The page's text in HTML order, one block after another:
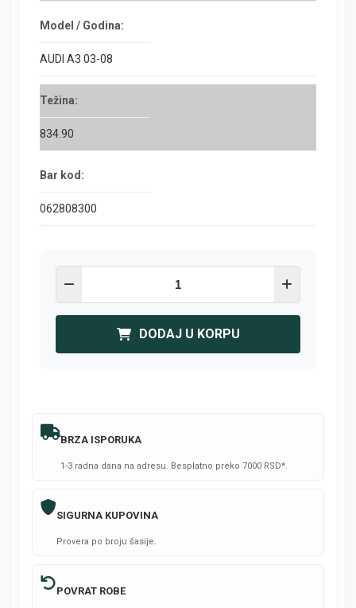
Model / Godina:
AUDI A3 03-08
Težina:
834.90
Bar kod:
062808300
DODAJ U KORPU
BRZA ISPORUKA
1-3 radna dana na adresu. Besplatno preko 7000 RSD*.
SIGURNA KUPOVINA
Provera po broju šasije.
POVRAT ROBE